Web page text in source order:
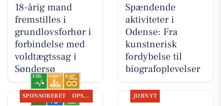
18-årig mand
fremstilles i
grundlovsforhør i
forbindelse med
voldtægtssag i
Søndersø
Spændende
aktiviteter i
Odense: Fra
kunstnerisk
fordybelse til
biografoplevelser
SPONSORERET OPSLAGSTAVLEN JOBNYT